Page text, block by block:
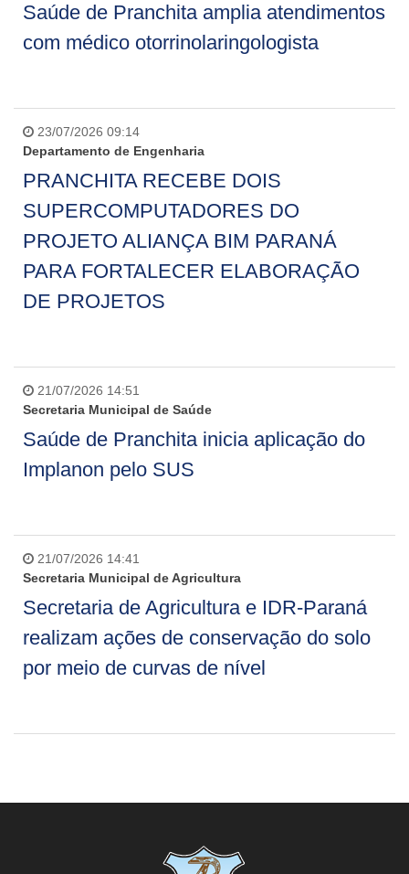
Saúde de Pranchita amplia atendimentos
com médico otorrinolaringologista
23/07/2026 09:14
Departamento de Engenharia
PRANCHITA RECEBE DOIS
SUPERCOMPUTADORES DO
PROJETO ALIANÇA BIM PARANÁ
PARA FORTALECER ELABORAÇÃO
DE PROJETOS
21/07/2026 14:51
Secretaria Municipal de Saúde
Saúde de Pranchita inicia aplicação do
Implanon pelo SUS
21/07/2026 14:41
Secretaria Municipal de Agricultura
Secretaria de Agricultura e IDR-Paraná
realizam ações de conservação do solo
por meio de curvas de nível